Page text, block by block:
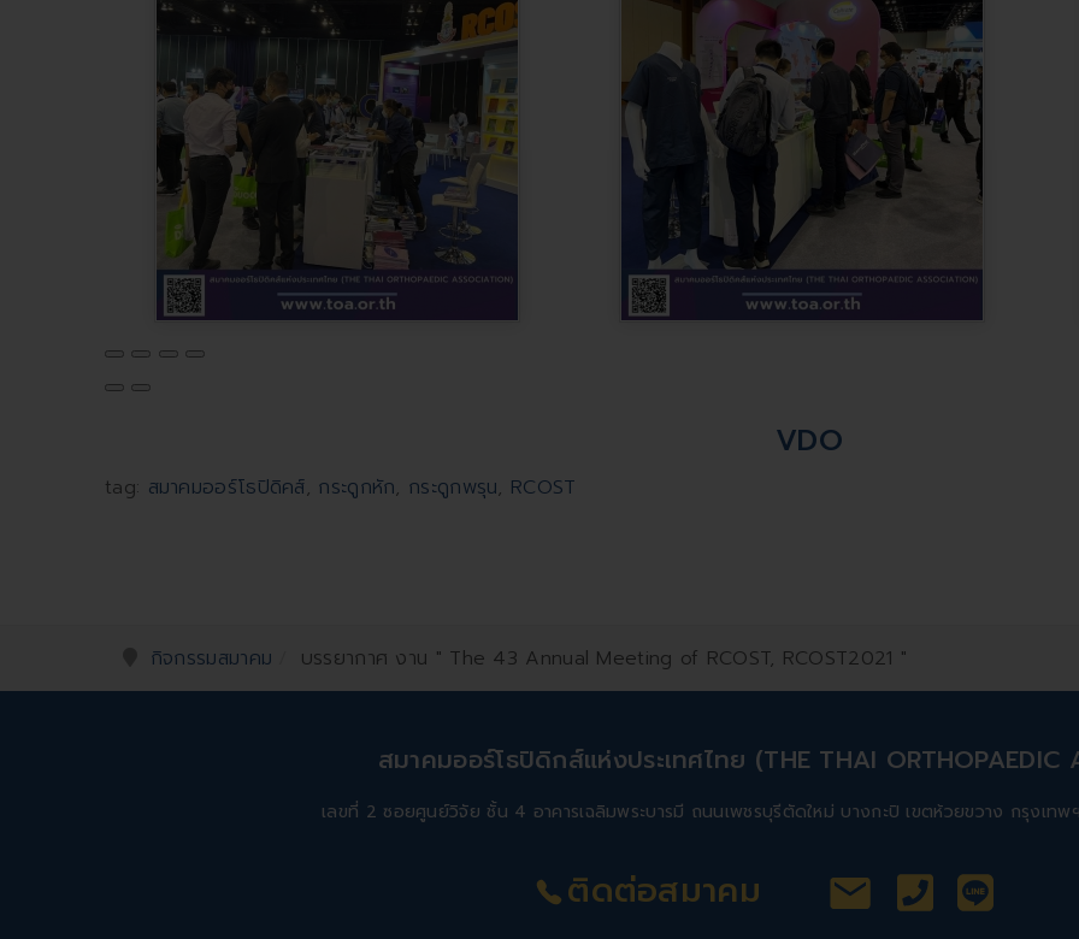
VDO
tag: สมาคมออร์โธปิดิคส์, กระดูกหัก, กระดูกพรุน, RCOST
กิจกรรมสมาคม บรรยากาศ งาน " The 43 Annual Meeting of RCOST, RCOST2021 "
สมาคมออร์โธปิดิกส์แห่งประเทศไทย (THE THAI ORTHOPAEDIC
เลขที่ 2 ซอยศูนย์วิจัย ชั้น 4 อาคารเฉลิมพระบารมี ถนนเพชรบุรีตัดใหม่ บางกะปิ เขตห้วยขวาง กรุงเ
ติดต่อสมาคม